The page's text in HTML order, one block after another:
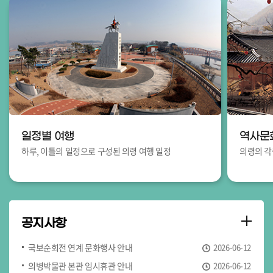
일정별 여행
하루, 이틀의 일정으로 구성된 의령 여행 일정
역사문
의령의
공지사항
국보순회전 연계 문화행사 안내 2026-06-12
의병박물관 본관 임시휴관 안내 2026-06-12